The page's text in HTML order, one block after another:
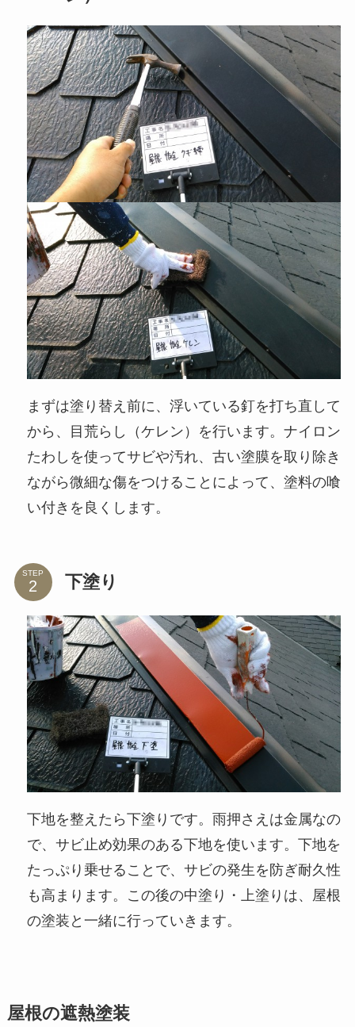
まずは塗り替え前に、浮いている釘を打ち直して
から、目荒らし（ケレン）を行います。ナイロン
たわしを使ってサビや汚れ、古い塗膜を取り除き
ながら微細な傷をつけることによって、塗料の喰
い付きを良くします。
STEP 下塗り
下地を整えたら下塗りです。雨押さえは金属なの
で、サビ止め効果のある下地を使います。下地を
たっぷり乗せることで、サビの発生を防ぎ耐久性
も高まります。この後の中塗り・上塗りは、屋根
の塗装と一緒に行っていきます。
屋根の遮熱塗装